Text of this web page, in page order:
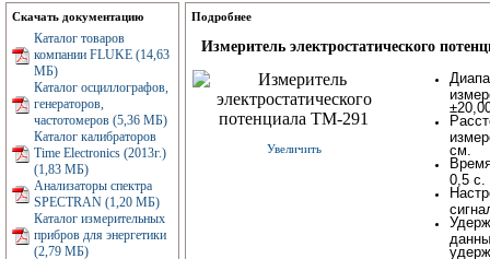
Скачать документацию
Каталог товаров
компании FLUKE (14,63
МБ)
Каталог осциллографов,
генераторов,
частотомеров (5,36 МБ)
Каталог калибраторов
Time Electronics (2013г.)
(1,83 МБ)
Анализаторы спектра
SPECTRAN (1,20 МБ)
Каталог измерительных
прибров для энергетики
(2,79 МБ)
Подробнее
Измеритель электростатического
Увеличить
см.
0,5 с.